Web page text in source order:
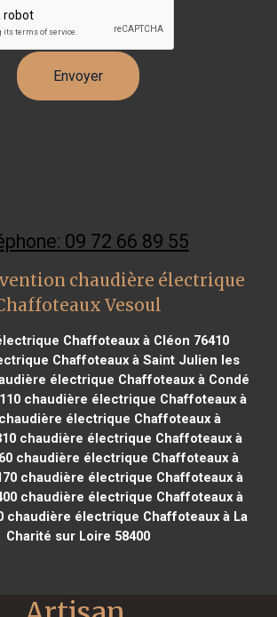
09 72 66 89 55
chaudière électrique
Vesoul
Chaffoteaux à Cléon 76410
Chaffoteaux à Saint Julien les
électrique Chaffoteaux à Condé
chaudière électrique Chaffoteaux à
chaudière électrique Chaffoteaux à
chaudière électrique Chaffoteaux à
chaudière électrique Chaffoteaux à
chaudière électrique Chaffoteaux à
chaudière électrique Chaffoteaux à
chaudière électrique Chaffoteaux à La
Charité sur Loire 58400